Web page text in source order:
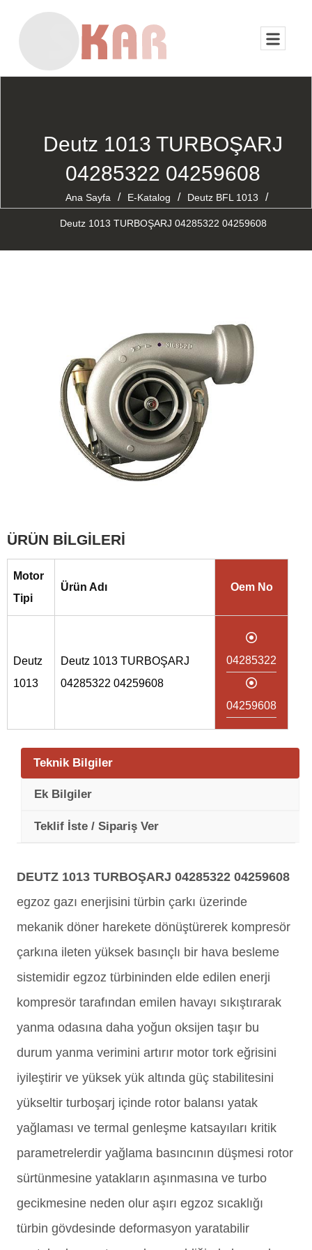
Deutz 1013 TURBOŞARJ
04285322 04259608
Ana Sayfa / E-Katalog / Deutz BFL 1013 /
Deutz 1013 TURBOŞARJ 04285322 04259608
ÜRÜN BİLGİLERİ
Motor
Tipi
Ürün Adı Oem No
Deutz
1013
Deutz 1013 TURBOŞARJ
04285322 04259608
04285322
04259608
Teknik Bilgiler
Ek Bilgiler
Teklif İste / Sipariş Ver
DEUTZ 1013 TURBOŞARJ 04285322 04259608
egzoz gazı enerjisini türbin çarkı üzerinde
mekanik döner harekete dönüştürerek kompresör
çarkına ileten yüksek basınçlı bir hava besleme
sistemidir egzoz türbininden elde edilen enerji
kompresör tarafından emilen havayı sıkıştırarak
yanma odasına daha yoğun oksijen taşır bu
durum yanma verimini artırır motor tork eğrisini
iyileştirir ve yüksek yük altında güç stabilitesini
yükseltir turboşarj içinde rotor balansı yatak
yağlaması ve termal genleşme katsayıları kritik
parametrelerdir yağlama basıncının düşmesi rotor
sürtünmesine yatakların aşınmasına ve turbo
gecikmesine neden olur aşırı egzoz sıcaklığı
türbin gövdesinde deformasyon yaratabilir